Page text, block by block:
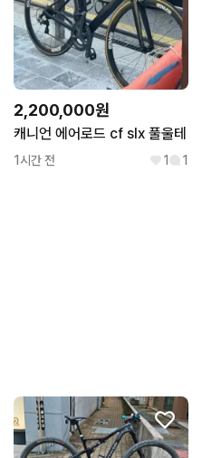
2,200,000원
캐니언 에어로드 cf slx 풀울테
1시간 전 1 1